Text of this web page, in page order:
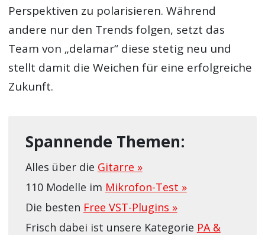
Perspektiven zu polarisieren. Während
andere nur den Trends folgen, setzt das
Team von „delamar“ diese stetig neu und
stellt damit die Weichen für eine erfolgreiche
Zukunft.
Spannende Themen:
Alles über die Gitarre »
110 Modelle im Mikrofon-Test »
Die besten Free VST-Plugins »
Frisch dabei ist unsere Kategorie PA &